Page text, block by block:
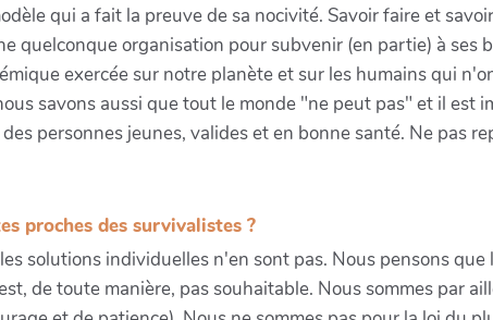
qui a fait la preuve de sa nocivité. Savoir faire et
quelconque organisation pour subvenir (en partie) à
exercée sur notre planète et sur les humains qui
savons aussi que tout le monde "ne peut pas" et il
personnes jeunes, valides et en bonne santé. Ne pas
proches des survivalistes ?
solutions individuelles n'en sont pas. Nous pensons
de toute manière, pas souhaitable. Nous sommes par